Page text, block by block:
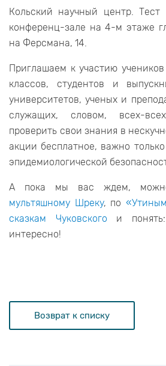
Кольский научный центр.
конференц-зале на 4-м этаже
на Ферсмана, 14.
Приглашаем к участию
классов, студентов и
университетов, ученых и
служащих, словом, всех-
проверить свои знания в
акции бесплатное, важно
эпидемиологической
А пока мы вас ждем,
мультяшному Шреку, по
сказкам Чуковского и
интересно!
Возврат к списку